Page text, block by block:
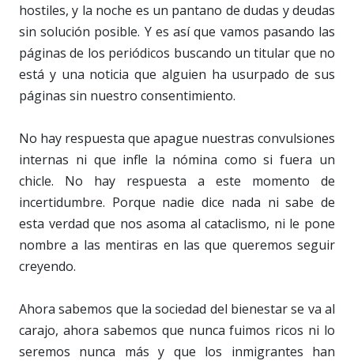
hostiles, y la noche es un pantano de dudas y deudas
sin solución posible. Y es así que vamos pasando las
páginas de los periódicos buscando un titular que no
está y una noticia que alguien ha usurpado de sus
páginas sin nuestro consentimiento.
No hay respuesta que apague nuestras convulsiones
internas ni que infle la nómina como si fuera un
chicle. No hay respuesta a este momento de
incertidumbre. Porque nadie dice nada ni sabe de
esta verdad que nos asoma al cataclismo, ni le pone
nombre a las mentiras en las que queremos seguir
creyendo.
Ahora sabemos que la sociedad del bienestar se va al
carajo, ahora sabemos que nunca fuimos ricos ni lo
seremos nunca más y que los inmigrantes han